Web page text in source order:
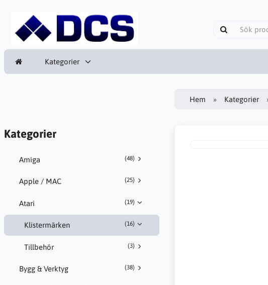
Kategorier
Kategorier
Amiga (48)
Apple / MAC (25)
Atari (19)
Klistermärken (16)
Tillbehör (3)
Bygg & Verktyg (38)
Hem Kategorier